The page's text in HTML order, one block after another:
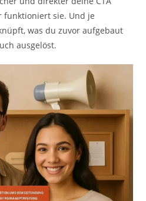
funktioniert sie. Und je
was du zuvor aufgebaut
ausgelöst.